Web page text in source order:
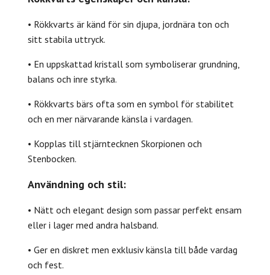
• Rökkvarts är känd för sin djupa, jordnära ton och
sitt stabila uttryck.
• En uppskattad kristall som symboliserar grundning,
balans och inre styrka.
• Rökkvarts bärs ofta som en symbol för stabilitet
och en mer närvarande känsla i vardagen.
• Kopplas till stjärntecknen Skorpionen och
Stenbocken.
Användning och stil:
• Nätt och elegant design som passar perfekt ensam
eller i lager med andra halsband.
• Ger en diskret men exklusiv känsla till både vardag
och fest.